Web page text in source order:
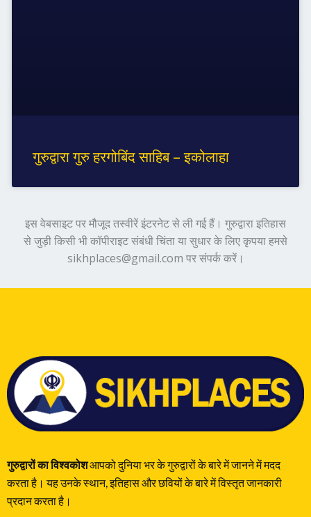
गुरुद्वारा गुरु हरगोबिंद साहिब – इकोलाहा
इस वेबसाइट पर मौजूद तस्वीरें इंटरनेट से ली गई हैं। गुरुद्वारा इतिहास
से जुड़ी किसी भी कॉपीराइट संबंधी चिंता या सुधार के लिए कृपया हमसे
sikhplaces@gmail.com पर संपर्क करें।
गुरुद्वारों का विश्वकोशआपको दुनिया भर के गुरुद्वारों के बारे में जानने में मदद
करता है। यह उनके स्थान, इतिहास और छवियों के बारे में विस्तृत जानकारी
प्रदान करता है।